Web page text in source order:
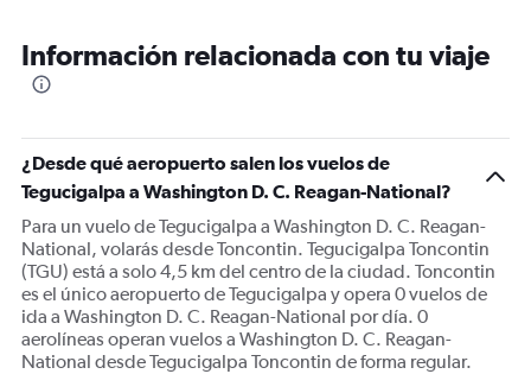
Información relacionada con tu viaje
¿Desde qué aeropuerto salen los vuelos de
Tegucigalpa a Washington D. C. Reagan-National?
Para un vuelo de Tegucigalpa a Washington D. C. Reagan-
National, volarás desde Toncontin. Tegucigalpa Toncontin
(TGU) está a solo 4,5 km del centro de la ciudad. Toncontin
es el único aeropuerto de Tegucigalpa y opera 0 vuelos de
ida a Washington D. C. Reagan-National por día. 0
aerolíneas operan vuelos a Washington D. C. Reagan-
National desde Tegucigalpa Toncontin de forma regular.